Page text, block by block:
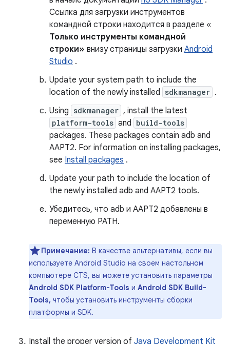
Ссылка для загрузки инструментов
командной строки находится в разделе «
Только инструменты командной
строки» внизу страницы загрузки Android
Studio .
Update your system path to include the
location of the newly installed sdkmanager .
Using sdkmanager , install the latest
platform-tools and build-tools
packages. These packages contain adb and
AAPT2. For information on installing packages,
see Install packages .
Update your path to include the location of
the newly installed adb and AAPT2 tools.
Убедитесь, что adb и AAPT2 добавлены в
переменную PATH.
Примечание: В качестве альтернативы, если вы
используете Android Studio на своем настольном
компьютере CTS, вы можете установить параметры
Android SDK Platform-Tools и Android SDK Build-
Tools, чтобы установить инструменты сборки
платформы и SDK.
Install the proper version of Java Development Kit